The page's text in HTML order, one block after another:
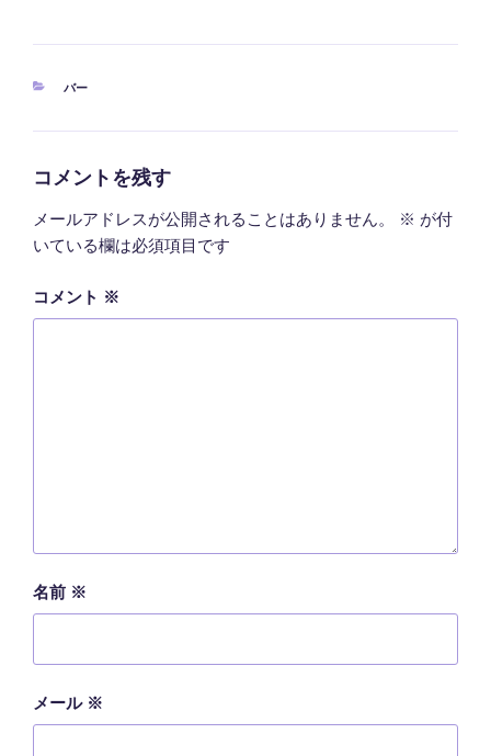
カ
バー
コメントを残す
メールアドレスが公開されることはありません。 ※ が付
いている欄は必須項目です
コメント ※
名前 ※
メール ※